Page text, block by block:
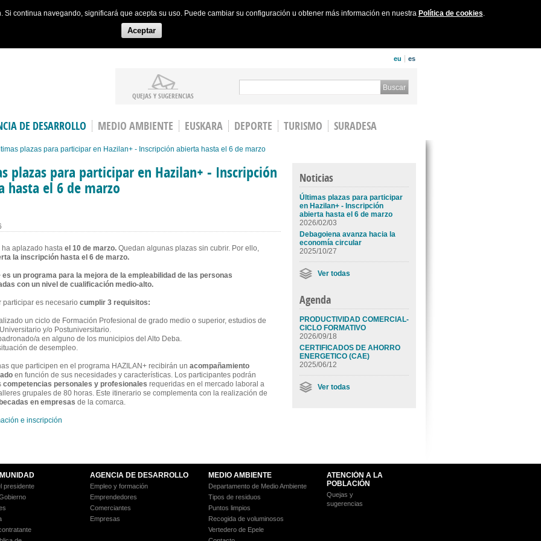
Si continua navegando, significará que acepta su uso. Puede cambiar su configuración u obtener más información en nuestra Política de cookies.
Aceptar
eu es
QUEJAS Y SUGERENCIAS
Search form
DE DESARROLLO MEDIO AMBIENTE EUSKARA DEPORTE TURISMO
SURADESA
plazas para participar en Hazilan+ - Inscripción abierta hasta el 6 de marzo
plazas para participar en Hazilan+ - Inscripción
hasta el 6 de marzo
ha aplazado hasta el 10 de marzo.Quedan algunas plazas sin cubrir. Por ello,
la inscripción hasta el 6 de marzo.
es un programa para la mejora de la empleabilidad de las personas
con un nivel de cualificación medio-alto.
participar es necesario cumplir 3 requisitos:
un ciclo de Formación Profesional de grado medio o superior, estudios de
y/o Postuniversitario.
a en alguno de los municipios del Alto Deba.
de desempleo.
que participen en el programa HAZILAN+ recibirán un acompañamiento
en función de sus necesidades y características. Los participantes podrán
competencias personales y profesionales requeridas en el mercado laboral a
grupales de 80 horas. Este itinerario se complementa con la realización de
en empresas de la comarca.
e inscripción
Noticias
Últimas plazas para participar
en Hazilan+ - Inscripción
abierta hasta el 6 de marzo
2026/02/03
Debagoiena avanza hacia la
economía circular
2025/10/27
Ver todas
Agenda
PRODUCTIVIDAD COMERCIAL-
CICLO FORMATIVO
2026/09/18
CERTIFICADOS DE AHORRO
ENERGETICO (CAE)
2025/06/12
Ver todas
presidente
AGENCIA DE DESARROLLO
Empleo y formación
Emprendedores
Comerciantes
Empresas
MEDIO AMBIENTE
Departamento de Medio Ambiente
Tipos de residuos
Puntos limpios
Recogida de voluminosos
Vertedero de Epele
ATENCIÓN A LA
POBLACIÓN
Quejas y
sugerencias